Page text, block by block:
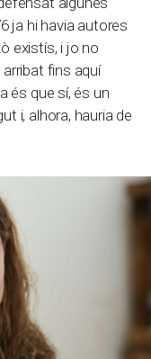
ja hi havia autores
existís, i jo no
fins aquí
és que sí, és un
i, alhora, hauria de